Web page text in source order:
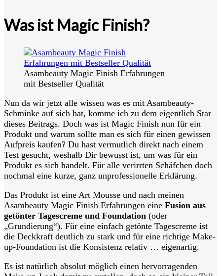
Was ist Magic Finish?
Asambeauty Magic Finish Erfahrungen
mit Bestseller Qualität
Nun da wir jetzt alle wissen was es mit Asambeauty-
Schminke auf sich hat, komme ich zu dem eigentlich Star
dieses Beitrags. Doch was ist Magic Finish nun für ein
Produkt und warum sollte man es sich für einen gewissen
Aufpreis kaufen? Du hast vermutlich direkt nach einem
Test gesucht, weshalb Dir bewusst ist, um was für ein
Produkt es sich handelt. Für alle verirrten Schäfchen doch
nochmal eine kurze, ganz unprofessionelle Erklärung.
Das Produkt ist eine Art Mousse und nach meinen
Asambeauty Magic Finish Erfahrungen eine Fusion aus
getönter Tagescreme und Foundation (oder
„Grundierung“). Für eine einfach getönte Tagescreme ist
die Deckkraft deutlich zu stark und für eine richtige Make-
up-Foundation ist die Konsistenz relativ … eigenartig.
Es ist natürlich absolut möglich einen hervorragenden